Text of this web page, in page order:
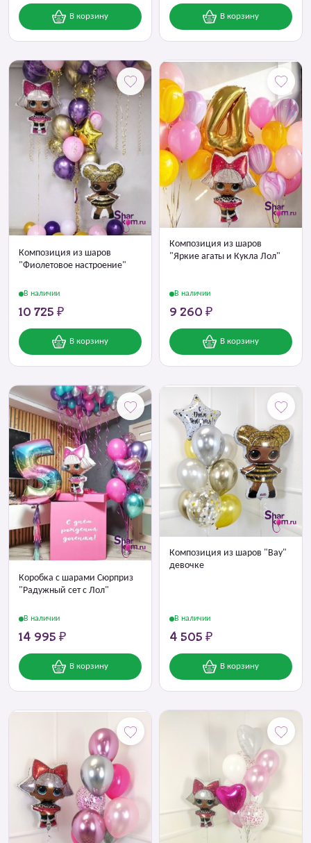
В корзину В корзину
Композиция из шаров
"Фиолетовое настроение"
В наличии
10 725 ₽
В корзину
Композиция из шаров
"Яркие агаты и Кукла Лол"
В наличии
9 260 ₽
В корзину
Коробка с шарами Сюрприз
"Радужный сет с Лол"
В наличии
14 995 ₽
В корзину
Композиция из шаров "Вау"
девочке
В наличии
4 505 ₽
В корзину